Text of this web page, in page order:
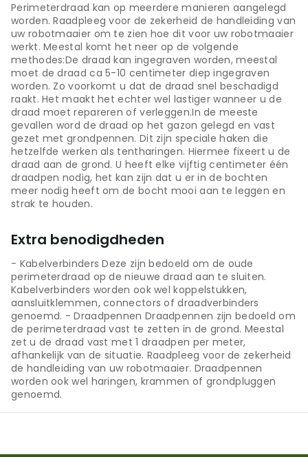
Perimeterdraad kan op meerdere manieren aangelegd
worden. Raadpleeg voor de zekerheid de handleiding van
uw robotmaaier om te zien hoe dit voor uw robotmaaier
werkt. Meestal komt het neer op de volgende
methodes:De draad kan ingegraven worden, meestal
moet de draad ca 5-10 centimeter diep ingegraven
worden. Zo voorkomt u dat de draad snel beschadigd
raakt. Het maakt het echter wel lastiger wanneer u de
draad moet repareren of verleggen.In de meeste
gevallen word de draad op het gazon gelegd en vast
gezet met grondpennen. Dit zijn speciale haken die
hetzelfde werken als tentharingen. Hiermee fixeert u de
draad aan de grond. U heeft elke vijftig centimeter één
draadpen nodig, het kan zijn dat u er in de bochten
meer nodig heeft om de bocht mooi aan te leggen en
strak te houden.
Extra benodigdheden
- Kabelverbinders Deze zijn bedoeld om de oude
perimeterdraad op de nieuwe draad aan te sluiten.
Kabelverbinders worden ook wel koppelstukken,
aansluitklemmen, connectors of draadverbinders
genoemd. - Draadpennen Draadpennen zijn bedoeld om
de perimeterdraad vast te zetten in de grond. Meestal
zet u de draad vast met 1 draadpen per meter,
afhankelijk van de situatie. Raadpleeg voor de zekerheid
de handleiding van uw robotmaaier. Draadpennen
worden ook wel haringen, krammen of grondpluggen
genoemd.